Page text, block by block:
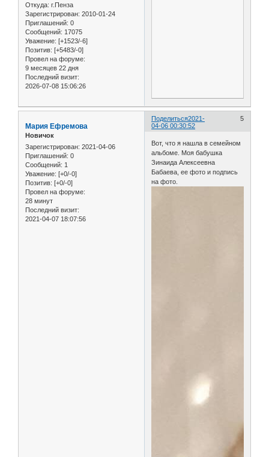
Откуда: г.Пенза
Зарегистрирован: 2010-01-24
Приглашений: 0
Сообщений: 17075
Уважение: [+1523/-6]
Позитив: [+5483/-0]
Провел на форуме:
9 месяцев 22 дня
Последний визит:
2026-07-08 15:06:26
Поделиться 5
2021-
04-06 00:30:52
Мария Ефремова
Новичок
Зарегистрирован: 2021-04-06
Приглашений: 0
Сообщений: 1
Уважение: [+0/-0]
Позитив: [+0/-0]
Провел на форуме:
28 минут
Последний визит:
2021-04-07 18:07:56
Вот, что я нашла в семейном
альбоме. Моя бабушка
Зинаида Алексеевна
Бабаева, ее фото и подпись
на фото.